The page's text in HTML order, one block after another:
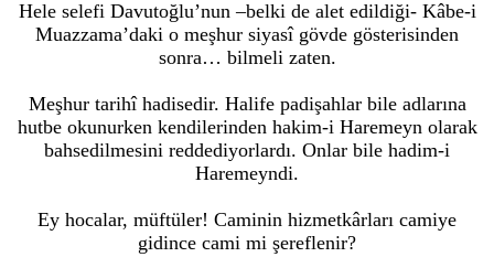
Hele selefi Davutoğlu’nun –belki de alet edildiği- Kâbe-i
Muazzama’daki o meşhur siyasî gövde gösterisinden
sonra… bilmeli zaten.
Meşhur tarihî hadisedir. Halife padişahlar bile adlarına
hutbe okunurken kendilerinden hakim-i Haremeyn olarak
bahsedilmesini reddediyorlardı. Onlar bile hadim-i
Haremeyndi.
Ey hocalar, müftüler! Caminin hizmetkârları camiye
gidince cami mi şereflenir?